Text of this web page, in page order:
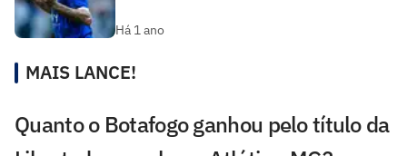
Há 1 ano
MAIS LANCE!
Quanto o Botafogo ganhou pelo título da